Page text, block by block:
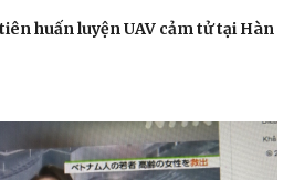
huấn luyện UAV cảm tử tại Hàn